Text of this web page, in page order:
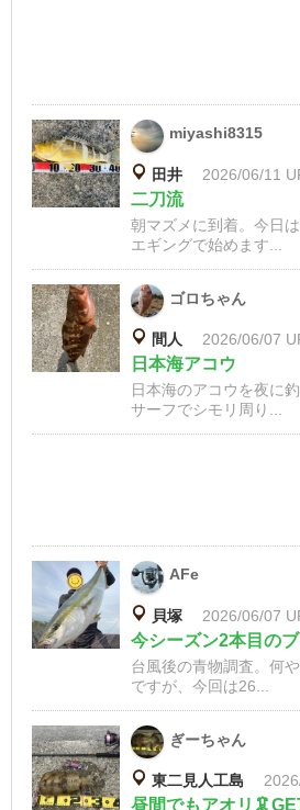
miyashi8315
田井 2026/06/11
二刀流
朝マズメに到着。今日
エギングで始めます...
ゴロちゃん
間人 2026/06/07
日本海アコウ
日本海のアコウを夜に
サーフでシモリ周り...
AFe
貝塚 2026/06/07
今シーズン2本目のブ
台風後の青物調査。何
ですが、今回は26...
ぎーちゃん
東二見人工島
昼間でもアオリ